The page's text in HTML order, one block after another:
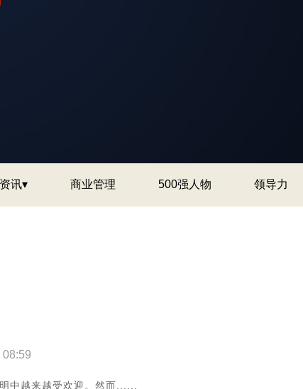
讯▾ 商业管理 500强人物 领导力
08:59
中越来越受欢迎。然而......